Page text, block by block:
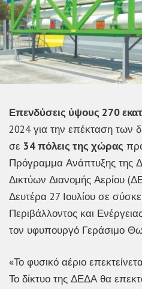
Επενδύσεις ύψους 270
2024 για την επέκταση των
σε 34 πόλεις της χώρας
Πρόγραμμα Ανάπτυξης της
Δικτύων Διανομής Αερίου
Δευτέρα 27 Ιουλίου σε
Περιβάλλοντος και
τον υφυπουργό Γεράσιμο
«Το φυσικό αέριο
Το δίκτυο της ΔΕΔΑ θα